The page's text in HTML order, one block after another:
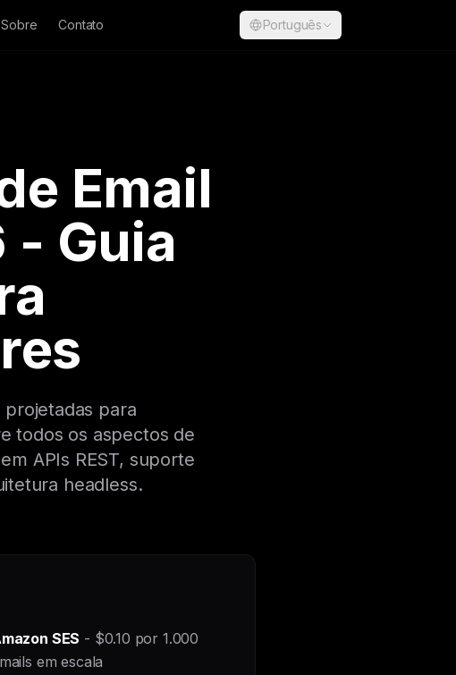
Sobre Contato Português
Email
- Guia
para
todos os aspectos de
APIs REST, suporte
headless.
SES - $0.10 por 1.000
em escala